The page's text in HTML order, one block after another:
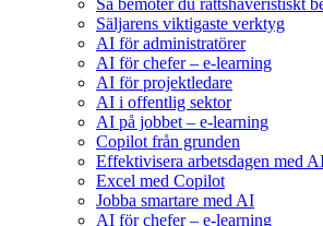
Så bemöter du rättshaveristiskt
Säljarens viktigaste verktyg
AI för administratörer
AI för chefer – e-learning
AI för projektledare
AI i offentlig sektor
AI på jobbet – e-learning
Copilot från grunden
Effektivisera arbetsdagen med
Excel med Copilot
Jobba smartare med AI
AI för chefer – e-learning